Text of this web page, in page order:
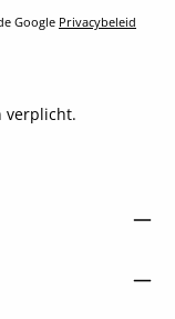
Google Privacybeleid
verplicht.